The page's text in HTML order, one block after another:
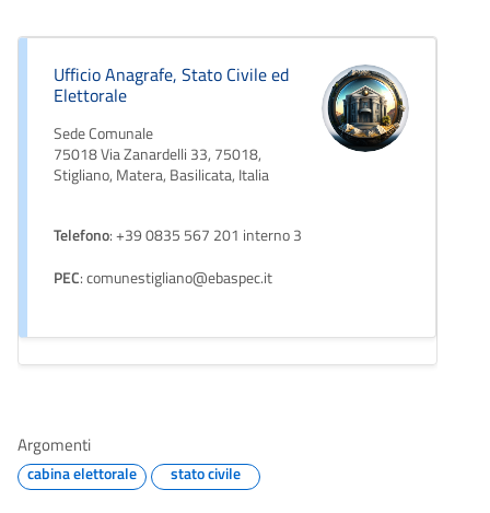
Ufficio Anagrafe, Stato Civile ed
Elettorale
Sede Comunale
75018 Via Zanardelli 33, 75018,
Stigliano, Matera, Basilicata, Italia
Telefono: +39 0835 567 201 interno 3
PEC: comunestigliano@ebaspec.it
Argomenti
cabina elettorale stato civile